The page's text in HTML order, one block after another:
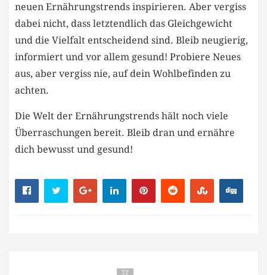
neuen ​Ernährungstrends inspirieren. Aber ⁤vergiss
⁤dabei nicht, dass letztendlich das Gleichgewicht⁢
und ⁤die Vielfalt entscheidend ⁣sind. Bleib ​neugierig,
informiert und vor ⁤allem gesund!‍ Probiere Neues
aus, aber ⁤vergiss nie, auf⁢ dein Wohlbefinden zu
achten.
Die​ Welt der Ernährungstrends hält noch viele
Überraschungen bereit. ‍Bleib dran und ernähre
dich bewusst und gesund!
TT